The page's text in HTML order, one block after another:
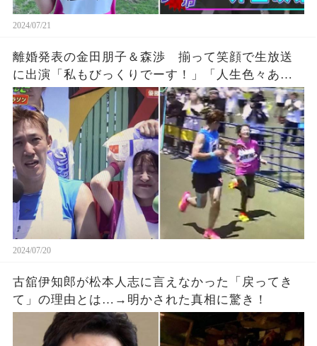
2024/07/21
離婚発表の金田朋子＆森渉 揃って笑顔で生放送
に出演「私もびっくりでーす！」「人生色々ある
よな。」
2024/07/20
古舘伊知郎が松本人志に言えなかった「戻ってき
て」の理由とは…→明かされた真相に驚き！